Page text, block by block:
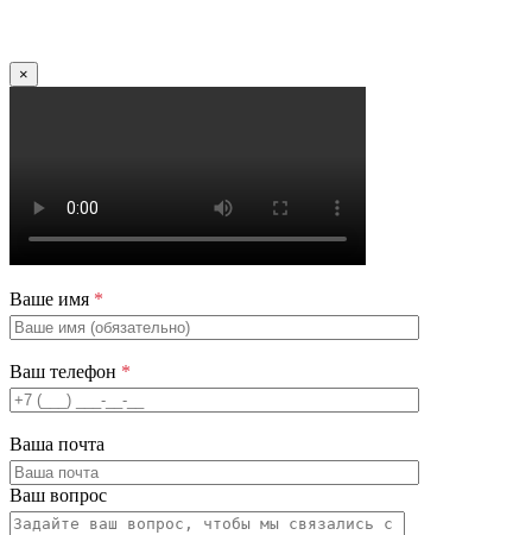
×
Ваше имя *
Ваш телефон *
Ваша почта
Ваш вопрос